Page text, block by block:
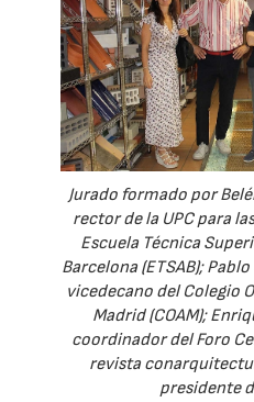
Jurado formado por
rector de la UPC para
Escuela Técnica
Barcelona (ETSAB);
vicedecano del Colegio
Madrid (COAM);
coordinador del Foro
revista
presidente